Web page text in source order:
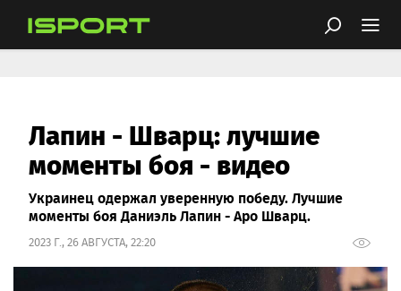
Лапин - Шварц: лучшие
моменты боя - видео
Украинец одержал уверенную победу. Лучшие
моменты боя Даниэль Лапин - Аро Шварц.
2023 Г., 26 АВГУСТА, 22:20